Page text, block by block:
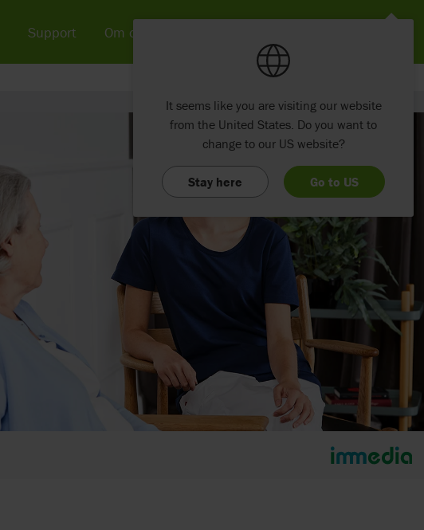
Support Om os
It seems like you are visiting our website
from the United States. Do you want to
change to our US website?
Stay here Go to US